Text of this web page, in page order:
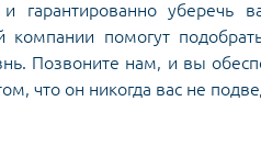
гарантированно уберечь
компании помогут
Позвоните нам, и вы
что он никогда вас не